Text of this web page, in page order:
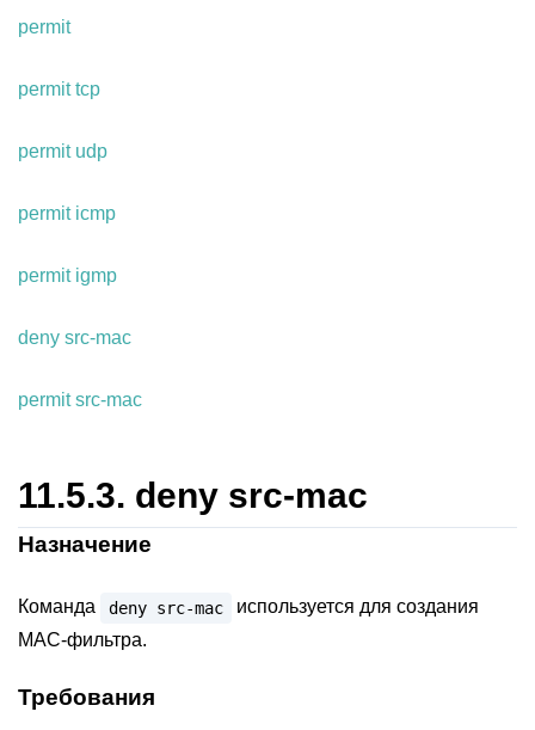
permit
permit tcp
permit udp
permit icmp
permit igmp
deny src-mac
permit src-mac
11.5.3. deny src-mac
Назначение
Команда deny src-mac
используется для создания
MAC-фильтра.
Требования